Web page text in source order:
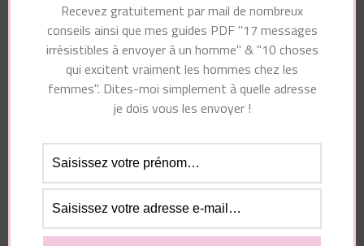
le navigateur pour mon prochain commentaire.
Recevez gratuitement par mail de nombreux
conseils ainsi que mes guides PDF "17 messages
irrésistibles à envoyer à un homme" & "10 choses
qui excitent vraiment les hommes chez les
femmes". Dites-moi simplement à quelle adresse
je dois vous les envoyer !